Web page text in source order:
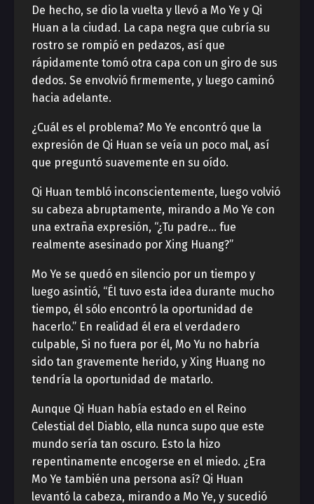
De hecho, se dio la vuelta y llevó a Mo Ye y Qi
Huan a la ciudad. La capa negra que cubría su
rostro se rompió en pedazos, así que
rápidamente tomó otra capa con un giro de sus
dedos. Se envolvió firmemente, y luego caminó
hacia adelante.
¿Cuál es el problema? Mo Ye encontró que la
expresión de Qi Huan se veía un poco mal, así
que preguntó suavemente en su oído.
Qi Huan tembló inconscientemente, luego volvió
su cabeza abruptamente, mirando a Mo Ye con
una extraña expresión, “¿Tu padre… fue
realmente asesinado por Xing Huang?”
Mo Ye se quedó en silencio por un tiempo y
luego asintió, “Él tuvo esta idea durante mucho
tiempo, él sólo encontró la oportunidad de
hacerlo.” En realidad él era el verdadero
culpable, Si no fuera por él, Mo Yu no habría
sido tan gravemente herido, y Xing Huang no
tendría la oportunidad de matarlo.
Aunque Qi Huan había estado en el Reino
Celestial del Diablo, ella nunca supo que este
mundo sería tan oscuro. Esto la hizo
repentinamente encogerse en el miedo. ¿Era
Mo Ye también una persona así? Qi Huan
levantó la cabeza, mirando a Mo Ye, y sucedió